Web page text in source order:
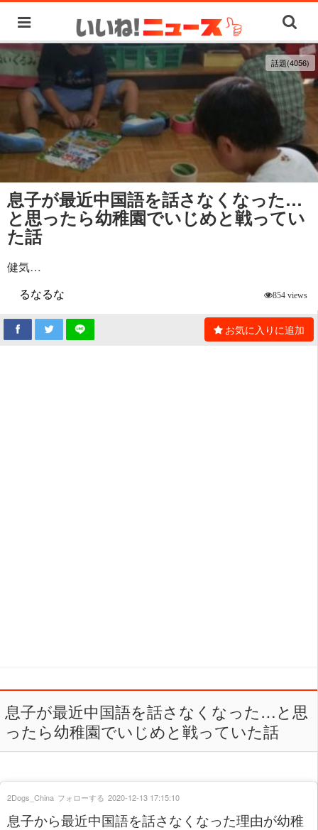
話題(4056)
息子が最近中国語を話さなくなった…
と思ったら幼稚園でいじめと戦ってい
た話
健気…
るなるな
854 views
お気に入りに追加
息子が最近中国語を話さなくなった…と思
ったら幼稚園でいじめと戦っていた話
息子から最近中国語を話さなくなった理由が幼稚
2Dogs_China フォローする 2020-12-13 17:15:10